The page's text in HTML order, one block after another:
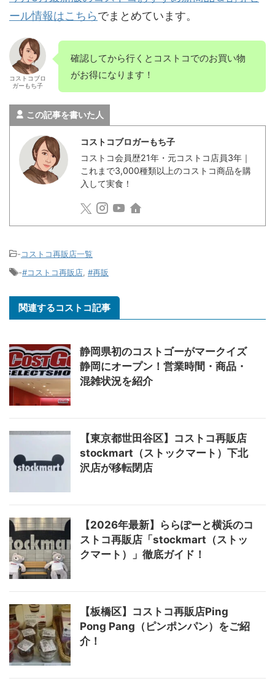
ール情報はこちらでまとめています。
コストコブロ
ガーもち子
確認してから行くとコストコでのお買い物
がお得になります！
この記事を書いた人
コストコブロガーもち子
コストコ会員歴21年・元コストコ店員3年｜
これまで3,000種類以上のコストコ商品を購
入して実食！
-コストコ再販店一覧
-#コストコ再販店 #再販
関連するコストコ記事
静岡県初のコストゴーがマークイズ
静岡にオープン！営業時間・商品・
混雑状況を紹介
【東京都世田谷区】コストコ再販店
stockmart（ストックマート）下北
沢店が移転閉店
【2026年最新】ららぽーと横浜のコ
ストコ再販店「stockmart（ストッ
クマート）」徹底ガイド！
【板橋区】コストコ再販店Ping
Pong Pang（ピンポンパン）をご紹
介！